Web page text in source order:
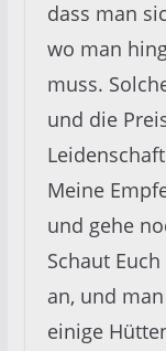
dass man
wo man
muss.
und die
Meine
und gehe
Schaut
an, und
einige